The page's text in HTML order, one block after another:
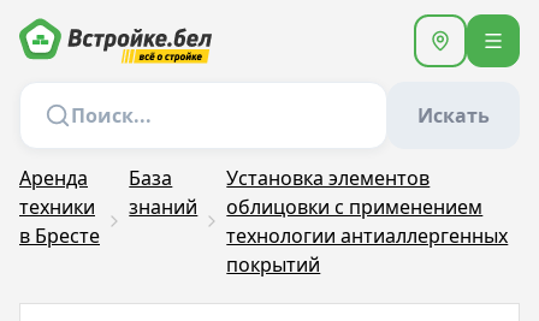
Искать
Аренда
техники
в Бресте
База
знаний
Установка элементов
облицовки с применением
технологии антиаллергенных
покрытий